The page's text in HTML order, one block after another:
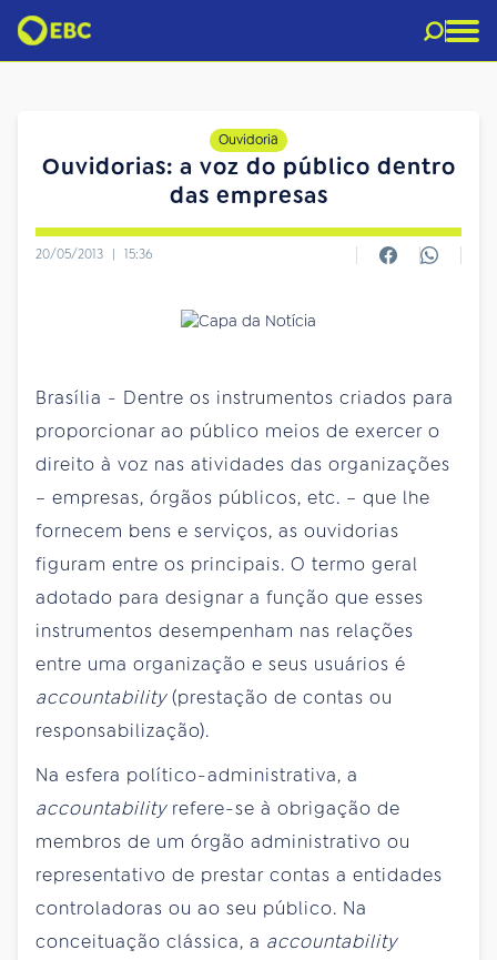
Ouvidoria
Ouvidorias: a voz do público dentro
das empresas
20/05/2013 | 15:36
Brasília - Dentre os instrumentos criados para
proporcionar ao público meios de exercer o
direito à voz nas atividades das organizações
– empresas, órgãos públicos, etc. – que lhe
fornecem bens e serviços, as ouvidorias
figuram entre os principais. O termo geral
adotado para designar a função que esses
instrumentos desempenham nas relações
entre uma organização e seus usuários é
accountability(prestação de contas ou
responsabilização).
Na esfera político-administrativa, a
accountability refere-se à obrigação de
membros de um órgão administrativo ou
representativo de prestar contas a entidades
controladoras ou ao seu público. Na
conceituação clássica, a accountability